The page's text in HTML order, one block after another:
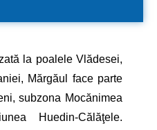
la poalele Vlădesei,
Mărgăul face parte
subzona Mocănimea
Huedin-Călăţele.